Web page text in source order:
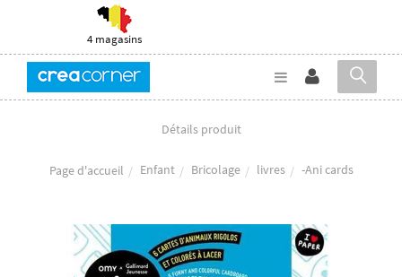
4 magasins
Détails produit
Page d'accueil Enfant Bricolage livres -Ani cards